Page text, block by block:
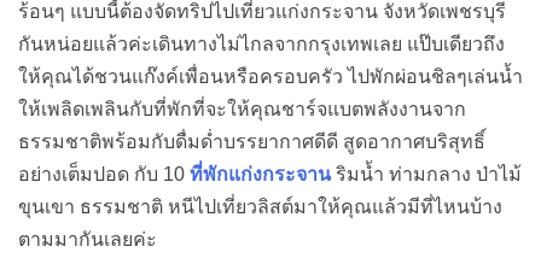
ร้อนๆ แบบนี้ต้องจัดทริปไปเที่ยวแก่งกระจาน จังหวัดเพชรบุรี
กันหน่อยแล้วค่ะเดินทางไม่ไกลจากกรุงเทพเลย แป๊บเดียวถึง
ให้คุณได้ชวนแก๊งค์เพื่อนหรือครอบครัว ไปพักผ่อนชิลๆเล่นน้ำ
ให้เพลิดเพลินกับที่พักที่จะให้คุณชาร์จแบตพลังงานจาก
ธรรมชาติพร้อมกับดื่มด่ำบรรยากาศดีดี สูดอากาศบริสุทธิ์
อย่างเต็มปอด กับ 10 ที่พักแก่งกระจานริมน้ำ ท่ามกลาง ป่าไม้
ขุนเขา ธรรมชาติ หนีไปเที่ยวลิสต์มาให้คุณแล้วมีที่ไหนบ้าง
ตามมากันเลยค่ะ